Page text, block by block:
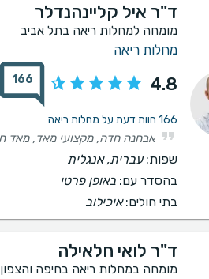
ד"ר איל קליינהנדלר
מומחה למחלות ריאה בתל אביב
מחלות ריאה
4.8
166
166 חוות דעת על מחלות ריאה
שפות:עברית, אנגלית
בהסדר עם: באופן פרטי
בתי חולים:איכילוב
ד"ר לואי חלאילה
מומחה במחלות ריאה בחיפה והצפון